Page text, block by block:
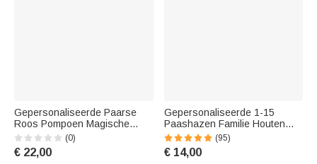
Gepersonaliseerde Paarse
Roos Pompoen Magische
Heks Hoogland Koe Canvas
Draagtas met Naam
Halloween Kerstcadeau voor
(0)
€ 22,00
Gepersonaliseerde 1-15
Paashazen Familie Houten
Blok Set met Naam Kleurrijke
Blozende Konijn Huisdecoratie
Paascadeau voor Moeder en
(95)
€ 14,00